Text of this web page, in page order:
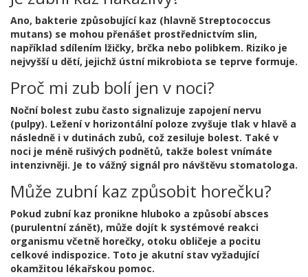
Ano, bakterie způsobující kaz (hlavně Streptococcus
mutans) se mohou přenášet prostřednictvím slin,
například sdílením lžičky, brčka nebo polibkem. Riziko je
nejvyšší u dětí, jejichž ústní mikrobiota se teprve formuje.
Proč mi zub bolí jen v noci?
Noční bolest zubu často signalizuje zapojení nervu
(pulpy). Ležení v horizontální poloze zvyšuje tlak v hlavě a
následně i v dutinách zubů, což zesiluje bolest. Také v
noci je méně rušivých podnětů, takže bolest vnímáte
intenzivněji. Je to vážný signál pro návštěvu stomatologa.
Může zubní kaz způsobit horečku?
Pokud zubní kaz pronikne hluboko a způsobí absces
(purulentní zánět), může dojít k systémové reakci
organismu včetně horečky, otoku obličeje a pocitu
celkové indispozice. Toto je akutní stav vyžadující
okamžitou lékařskou pomoc.